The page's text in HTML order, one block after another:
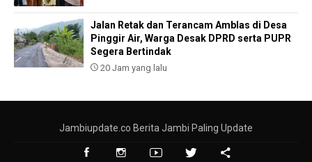
Jalan Retak dan Terancam Amblas di Desa
Pinggir Air, Warga Desak DPRD serta PUPR
Segera Bertindak
20 Jam yang lalu
Jambiupdate.co Berita Jambi Paling Update